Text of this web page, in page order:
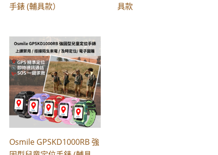
手錶 (輔具款）
具款
Osmile GPSKD1000RB 強